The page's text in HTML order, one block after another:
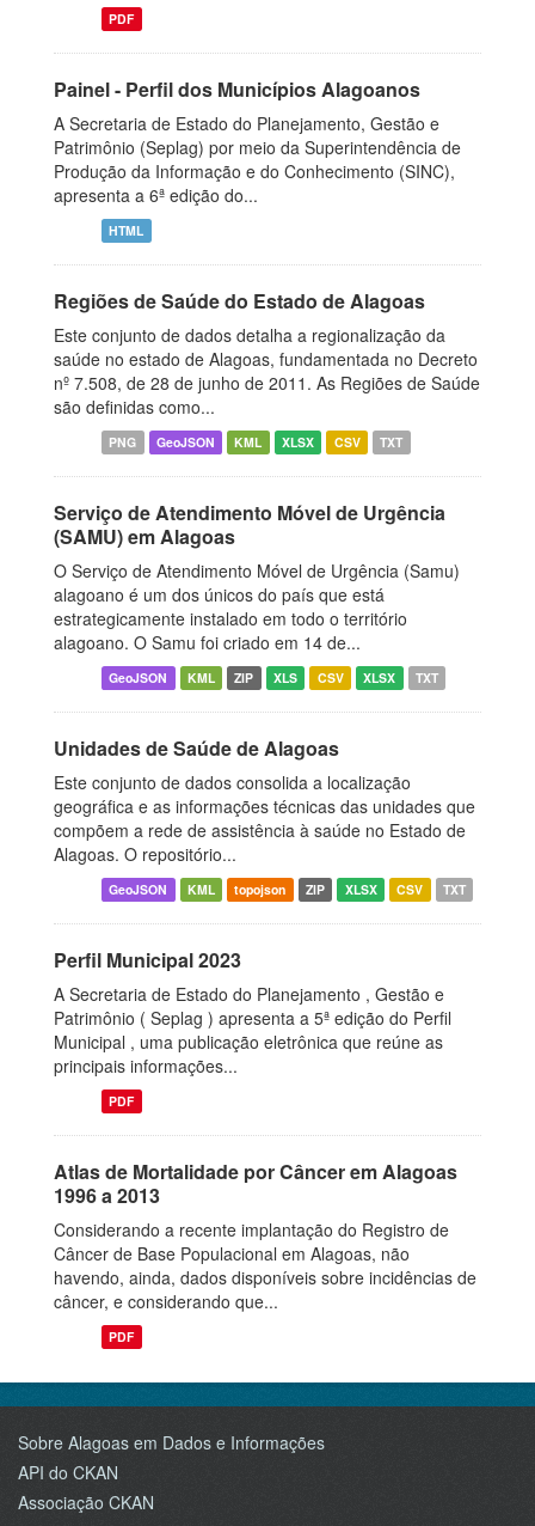
PDF
Painel - Perfil dos Municípios Alagoanos
A Secretaria de Estado do Planejamento, Gestão e
Patrimônio (Seplag) por meio da Superintendência de
Produção da Informação e do Conhecimento (SINC),
apresenta a 6ª edição do...
HTML
Regiões de Saúde do Estado de Alagoas
Este conjunto de dados detalha a regionalização da
saúde no estado de Alagoas, fundamentada no Decreto
nº 7.508, de 28 de junho de 2011. As Regiões de Saúde
são definidas como...
PNG GeoJSON KML XLSX CSV TXT
Serviço de Atendimento Móvel de Urgência
(SAMU) em Alagoas
O Serviço de Atendimento Móvel de Urgência (Samu)
alagoano é um dos únicos do país que está
estrategicamente instalado em todo o território
alagoano. O Samu foi criado em 14 de...
GeoJSON KML ZIP XLS CSV XLSX TXT
Unidades de Saúde de Alagoas
Este conjunto de dados consolida a localização
geográfica e as informações técnicas das unidades que
compõem a rede de assistência à saúde no Estado de
Alagoas. O repositório...
GeoJSON KML topojson ZIP XLSX CSV TXT
Perfil Municipal 2023
A Secretaria de Estado do Planejamento , Gestão e
Patrimônio ( Seplag ) apresenta a 5ª edição do Perfil
Municipal , uma publicação eletrônica que reúne as
principais informações...
PDF
Atlas de Mortalidade por Câncer em Alagoas
1996 a 2013
Considerando a recente implantação do Registro de
Câncer de Base Populacional em Alagoas, não
havendo, ainda, dados disponíveis sobre incidências de
câncer, e considerando que...
PDF
Sobre Alagoas em Dados e Informações
API do CKAN
Associação CKAN